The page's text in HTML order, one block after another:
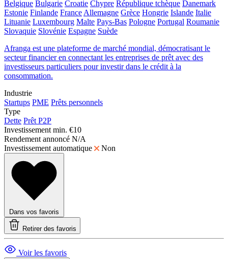
Belgique Bulgarie Croatie Chypre République tchèque Danemark
Estonie Finlande France Allemagne Grèce Hongrie Islande Italie
Lituanie Luxembourg Malte Pays-Bas Pologne Portugal Roumanie
Slovaquie Slovénie Espagne Suède
Afranga est une plateforme de marché mondial, démocratisant le
secteur financier en connectant les entreprises de prêt avec des
investisseurs particuliers pour investir dans le crédit à la
consommation.
Industrie
Startups PME Prêts personnels
Type
Dette Prêt P2P
Investissement min. €10
Rendement annoncé N/A
Investissement automatique
Non
Dans vos favoris
Retirer des favoris
Voir les favoris